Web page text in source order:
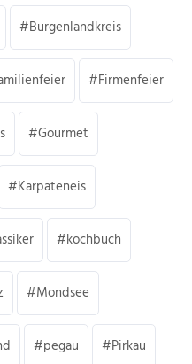
Burgenlandkreis
Firmenfeier
Gourmet
Karpateneis
kochbuch
Mondsee
pegau Pirkau